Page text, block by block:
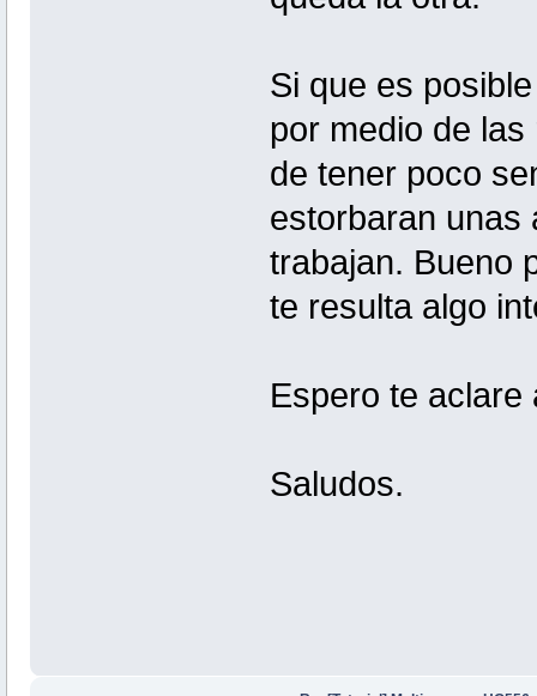
Si que es
por medio de
de tener poco
estorbaran unas
trabajan. Bueno
te resulta algo
Espero te aclare
Saludos.